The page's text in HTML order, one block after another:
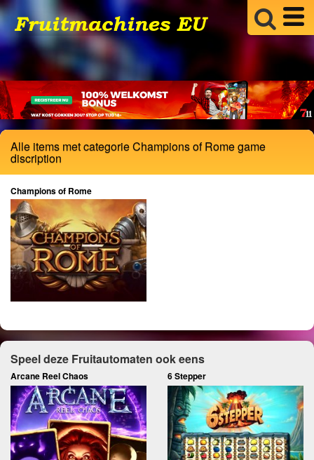
Alle items met categorie Champions of Rome game
discription
Champions of Rome
Speel deze Fruitautomaten ook eens
Arcane Reel Chaos 6 Stepper